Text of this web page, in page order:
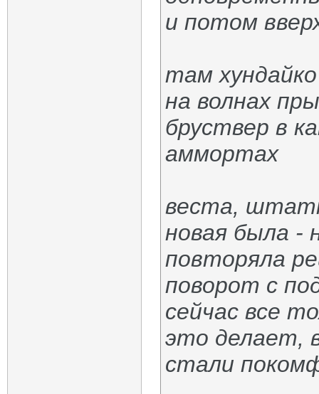
и потом
там
на волнах
бруствер в
аммортах
веста,
новая была -
повторяла
поворот с
сейчас все
это делает,
стали